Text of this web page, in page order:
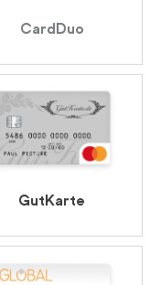
CardDuo
GutKarte